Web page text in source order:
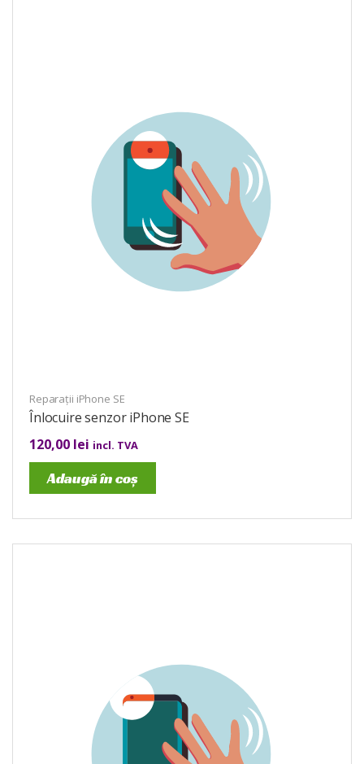
Reparații iPhone SE
Înlocuire senzor iPhone SE
120,00 lei incl. TVA
Adaugă în coș